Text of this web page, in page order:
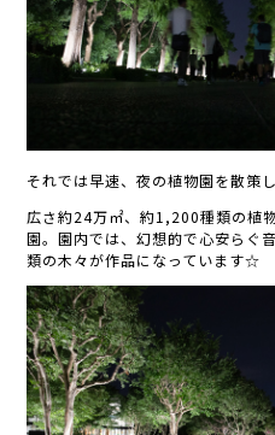
それでは早速、夜の植物園を散策
広さ約24万㎡、約1,200種類の植
園。園内では、幻想的で心安らぐ
類の木々が作品になっています☆